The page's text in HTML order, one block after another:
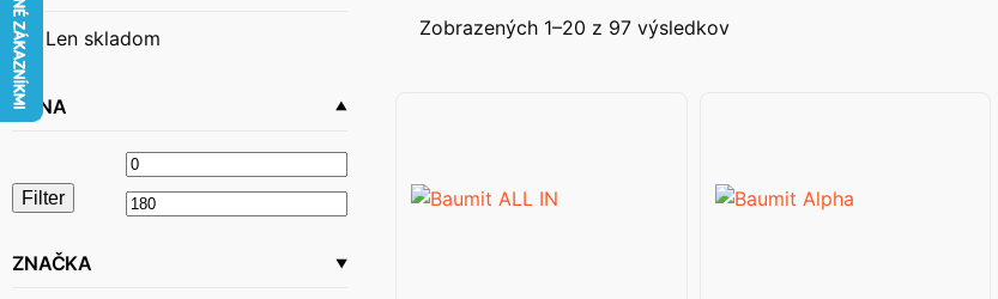
Len skladom
CENA
Minimálna
cena
Filter
ZNAČKA
Zobrazených 1–20 z 97 výsledkov